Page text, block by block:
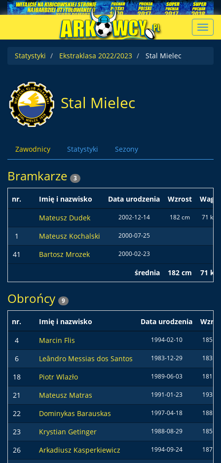
Statystyki
Ekstraklasa 2022/2023 Stal Mielec
Stal Mielec
Zawodnicy Statystyki Sezony
Bramkarze 3
nr. Imię i nazwisko Data urodzenia Wzrost
Waga
Mateusz Dudek
2002-12-14 182 cm 71 kg
1 Mateusz Kochalski 2000-07-25
41 Bartosz Mrozek 2000-02-23
średnia 182 cm 71 kg
Obrońcy 9
nr. Imię i nazwisko Data urodzenia
4
Marcin Flis 1994-02-10 185
6 Leândro Messias dos Santos 1983-12-29 183
18 Piotr Wlazło 1989-06-03 181
21 Mateusz Matras 1991-01-23 193
22 Dominykas Barauskas 1997-04-18 188
23 Krystian Getinger 1988-08-29 185
26 Arkadiusz Kasperkiewicz 1994-09-24 187